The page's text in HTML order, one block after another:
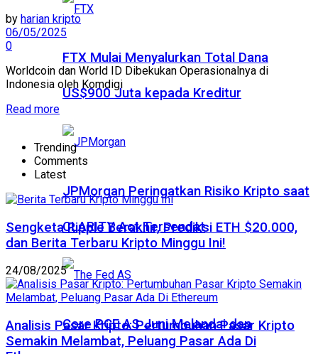
FTX Mulai Menyalurkan Total Dana
US$900 Juta kepada Kreditur
JPMorgan Peringatkan Risiko Kripto saat
CLARITY Act Tersendat
Core PCE AS Juni Melandai dan
by harian kripto
06/05/2025
0
Worldcoin dan World ID Dibekukan Operasionalnya di
Indonesia oleh Komdigi
Read more
Trending
Comments
Latest
Sengketa Ripple Berakhir, Prediksi ETH $20.000,
dan Berita Terbaru Kripto Minggu Ini!
24/08/2025
Analisis Pasar Kripto: Pertumbuhan Pasar Kripto
Semakin Melambat, Peluang Pasar Ada Di